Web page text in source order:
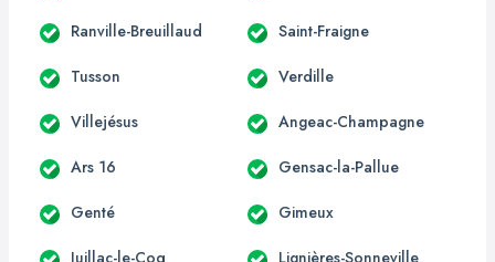
Ranville-Breuillaud Saint-Fraigne
Tusson Verdille
Villejésus Angeac-Champagne
Ars 16 Gensac-la-Pallue
Genté Gimeux
Juillac-le-Coq Lignières-Sonneville